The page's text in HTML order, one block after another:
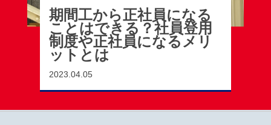
期間工から正社員になる
ことはできる？社員登用
制度や正社員になるメリ
ットとは
2023.04.05